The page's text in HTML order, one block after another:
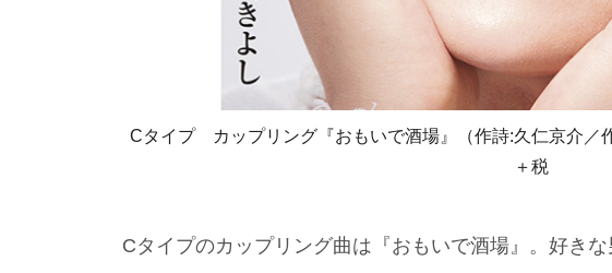
Cタイプ カップリング『おもいで酒場』（作詩:久仁京介
＋税
Cタイプのカップリング曲は『おもいで酒場』。好き